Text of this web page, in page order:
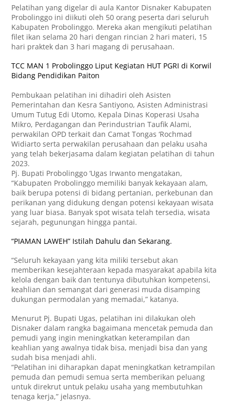
Pelatihan yang digelar di aula Kantor Disnaker Kabupaten
Probolinggo ini diikuti oleh 50 orang peserta dari seluruh
Kabupaten Probolinggo. Mereka akan mengikuti pelatihan
filet ikan selama 20 hari dengan rincian 2 hari materi, 15
hari praktek dan 3 hari magang di perusahaan.
TCC MAN 1 Probolinggo Liput Kegiatan HUT PGRI di Korwil
Bidang Pendidikan Paiton
Pembukaan pelatihan ini dihadiri oleh Asisten
Pemerintahan dan Kesra Santiyono, Asisten Administrasi
Umum Tutug Edi Utomo, Kepala Dinas Koperasi Usaha
Mikro, Perdagangan dan Perindustrian Taufik Alami,
perwakilan OPD terkait dan Camat Tongas ‘Rochmad
Widiarto serta perwakilan perusahaan dan pelaku usaha
yang telah bekerjasama dalam kegiatan pelatihan di tahun
2023.
Pj. Bupati Probolinggo ‘Ugas Irwanto mengatakan,
“Kabupaten Probolinggo memiliki banyak kekayaan alam,
baik berupa potensi di bidang pertanian, perkebunan dan
perikanan yang didukung dengan potensi kekayaan wisata
yang luar biasa. Banyak spot wisata telah tersedia, wisata
sejarah, pegunungan hingga pantai.
“PIAMAN LAWEH” Istilah Dahulu dan Sekarang.
“Seluruh kekayaan yang kita miliki tersebut akan
memberikan kesejahteraan kepada masyarakat apabila kita
kelola dengan baik dan tentunya dibutuhkan kompetensi,
keahlian dan semangat dari generasi muda disamping
dukungan permodalan yang memadai,” katanya.
Menurut Pj. Bupati Ugas, pelatihan ini dilakukan oleh
Disnaker dalam rangka bagaimana mencetak pemuda dan
pemudi yang ingin meningkatkan keterampilan dan
keahlian yang awalnya tidak bisa, menjadi bisa dan yang
sudah bisa menjadi ahli.
“Pelatihan ini diharapkan dapat meningkatkan ketrampilan
pemuda dan pemudi semua serta memberikan peluang
untuk direkrut untuk pelaku usaha yang membutuhkan
tenaga kerja,” jelasnya.